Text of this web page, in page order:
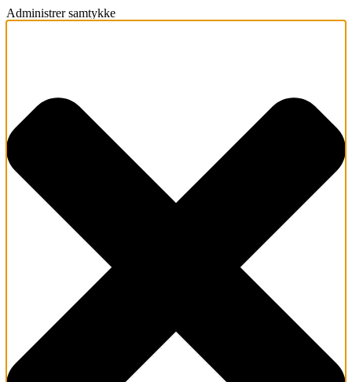
Administrer samtykke